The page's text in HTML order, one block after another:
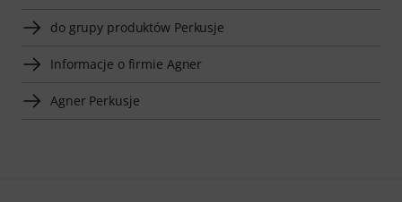
do grupy produktów Perkusje
Informacje o firmie Agner
Agner Perkusje